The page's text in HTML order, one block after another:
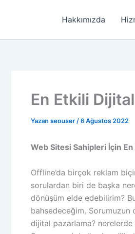
Hakkımızda
En Etkili
Yazan seouser /6 Ağustos 2022
Web Sitesi Sahipleri İçin
Offline’da birçok reklam
sorulardan biri de başka
dönüşüm elde edebilirim?
bahsedeceğim. Sorumuzun
dijital pazarlama?